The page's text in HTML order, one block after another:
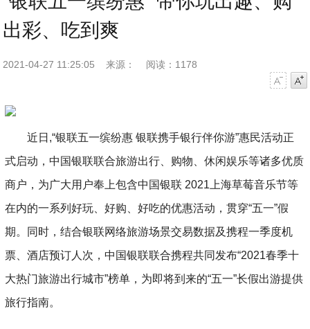
出彩、吃到爽
2021-04-27 11:25:05 来源：
阅读：1178
近日,“银联五一缤纷惠 银联携手银行伴你游”惠民活动正
式启动，中国银联联合旅游出行、购物、休闲娱乐等诸多优质
商户，为广大用户奉上包含中国银联 2021上海草莓音乐节等
在内的一系列好玩、好购、好吃的优惠活动，贯穿“五一”假
期。同时，结合银联网络旅游场景交易数据及携程一季度机
票、酒店预订人次，中国银联联合携程共同发布“2021春季十
大热门旅游出行城市”榜单，为即将到来的“五一”长假出游提供
旅行指南。